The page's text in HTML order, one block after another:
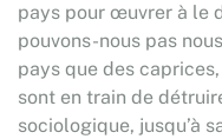
pays pour œuvrer à le
pouvons-nous pas
pays que des
sont en train de
sociologique, jusqu’à